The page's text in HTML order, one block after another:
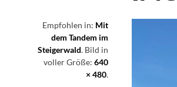
Empfohlen in: Mit
dem Tandem im
Steigerwald. Bild in
voller Größe: 640
× 480.